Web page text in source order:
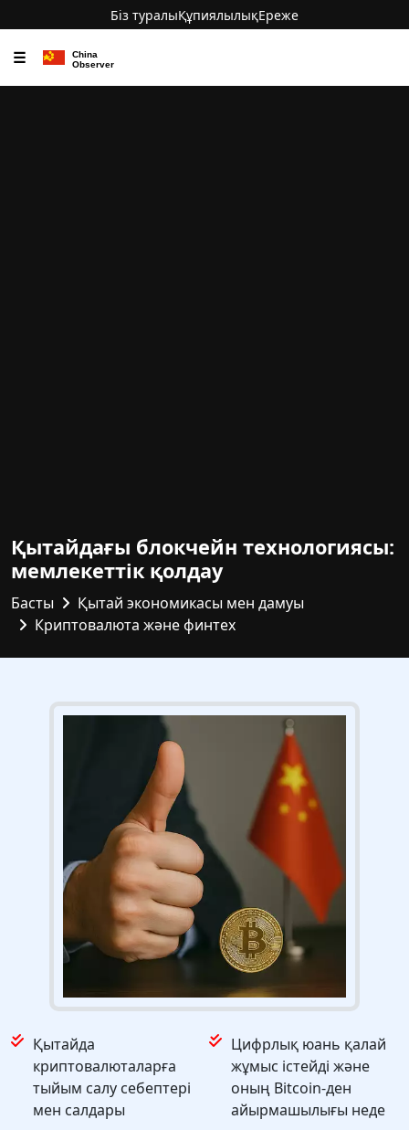
Біз туралыҚұпиялылықЕреже
☰
Қытайдағы блокчейн технологиясы:
мемлекеттік қолдау
Басты
Қытай экономикасы мен дамуы
Криптовалюта және финтех
Қытайда
криптовалюталарға
тыйым салу себептері
мен салдары
Цифрлық юань қалай
жұмыс істейді және
оның Bitcoin-ден
айырмашылығы неде